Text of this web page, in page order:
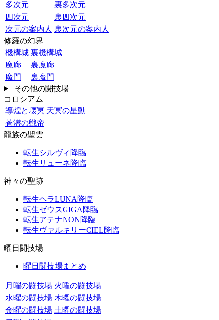
多次元
裏多次元
四次元
裏四次元
次元の案内人 裏次元の案内人
修羅の幻界
機構城 裏機構城
魔廊
裏魔廊
魔門
裏魔門
その他の闘技場
コロシアム
導煌と壊冥 天冥の星動
蒼潜の戦帝
龍族の聖雲
転生シルヴィ降臨
転生リューネ降臨
神々の聖跡
転生ヘラLUNA降臨
転生ゼウスGIGA降臨
転生アテナNON降臨
転生ヴァルキリーCIEL降臨
曜日闘技場
曜日闘技場まとめ
月曜の闘技場 火曜の闘技場
水曜の闘技場 木曜の闘技場
金曜の闘技場 土曜の闘技場